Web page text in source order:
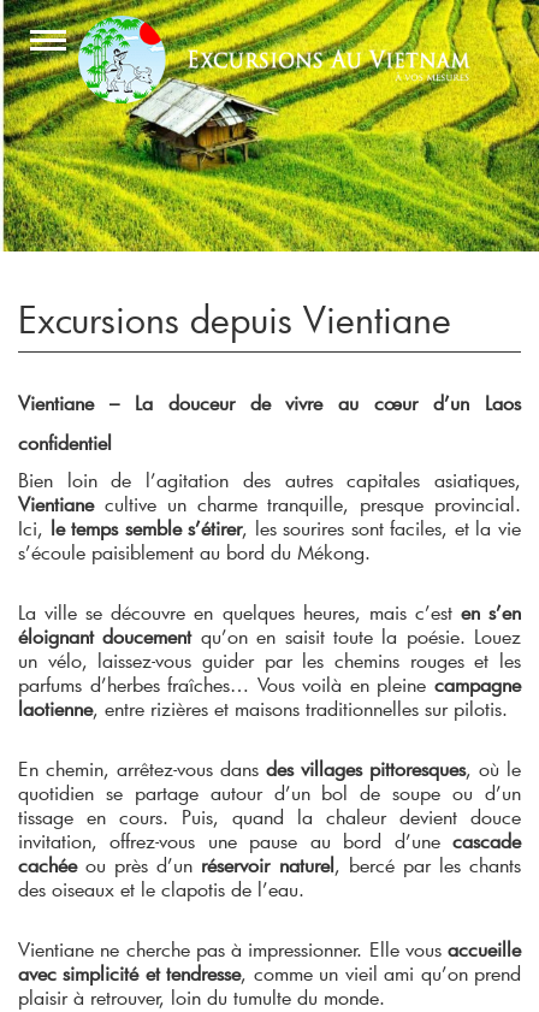
Excursions depuis Vientiane
Vientiane – La douceur de vivre au cœur d’un Laos
confidentiel
Bien loin de l’agitation des autres capitales asiatiques,
Vientianecultive un charme tranquille, presque provincial.
Ici, le temps semble s’étirer, les sourires sont faciles, et la vie
s’écoule paisiblement au bord du Mékong.
La ville se découvre en quelques heures, mais c’est en s’en
éloignant doucementqu’on en saisit toute la poésie. Louez
un vélo, laissez-vous guider par les chemins rouges et les
parfums d’herbes fraîches… Vous voilà en pleine campagne
laotienne, entre rizières et maisons traditionnelles sur pilotis.
En chemin, arrêtez-vous dans des villages pittoresques, où le
quotidien se partage autour d’un bol de soupe ou d’un
tissage en cours. Puis, quand la chaleur devient douce
invitation, offrez-vous une pause au bord d’une cascade
cachéeou près d’un réservoir naturel, bercé par les chants
des oiseaux et le clapotis de l’eau.
Vientiane ne cherche pas à impressionner. Elle vous accueille
avec simplicité et tendresse, comme un vieil ami qu’on prend
plaisir à retrouver, loin du tumulte du monde.